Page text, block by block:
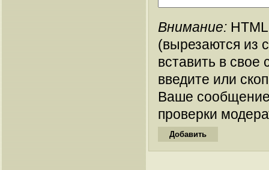
Внимание:
(вырезаются из
вставить в
введите или
Ваше
проверки